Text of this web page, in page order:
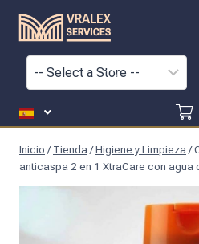
Inicio / Tienda/Higiene y Limpieza/
anticaspa 2 en 1 XtraCare con agua